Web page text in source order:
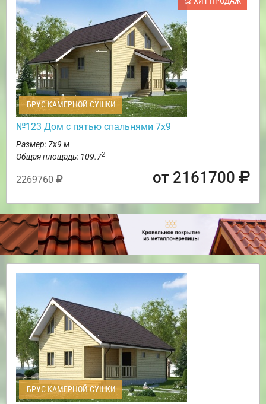
БРУС КАМЕРНОЙ СУШКИ
№123 Дом с пятью спальнями 7х9
Размер: 7х9 м
Общая площадь: 109.72
2269760 от 2161700
БРУС КАМЕРНОЙ СУШКИ